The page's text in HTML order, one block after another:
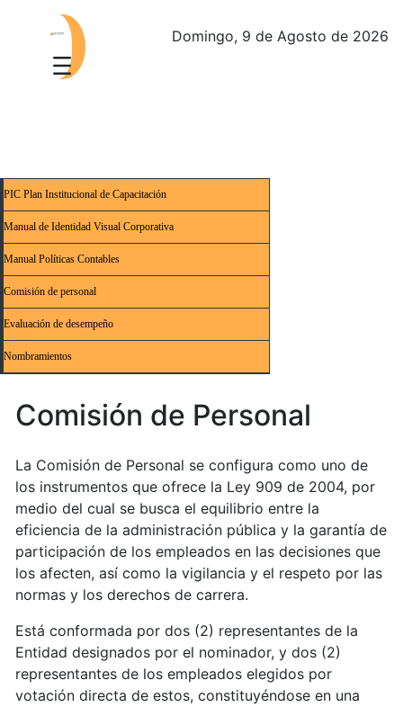
Domingo, 9 de Agosto de 2026
PIC Plan Institucional de Capacitación
Manual de Identidad Visual Corporativa
Manual Políticas Contables
Comisión de personal
Evaluación de desempeño
Nombramientos
Comisión de Personal
La Comisión de Personal se configura como uno de
los instrumentos que ofrece la Ley 909 de 2004, por
medio del cual se busca el equilibrio entre la
eficiencia de la administración pública y la garantía de
participación de los empleados en las decisiones que
los afecten, así como la vigilancia y el respeto por las
normas y los derechos de carrera.
Está conformada por dos (2) representantes de la
Entidad designados por el nominador, y dos (2)
representantes de los empleados elegidos por
votación directa de estos, constituyéndose en una